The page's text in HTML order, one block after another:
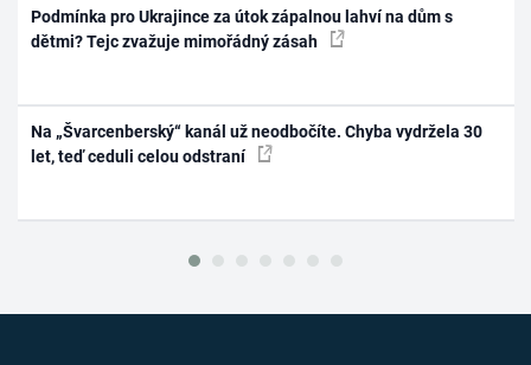
Podmínka pro Ukrajince za útok zápalnou lahví na dům s
dětmi? Tejc zvažuje mimořádný zásah
Na „Švarcenberský“ kanál už neodbočíte. Chyba vydržela 30
let, teď ceduli celou odstraní